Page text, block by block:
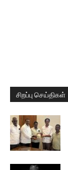
சிறப்பு செய்திகள்